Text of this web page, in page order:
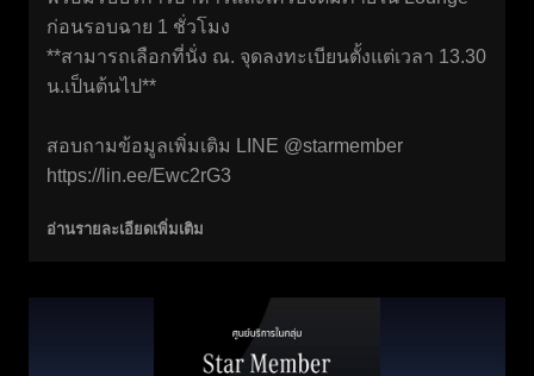
ก่อนรอบฉาย 1 ชั่วโมง
**สามารถเลือกที่นั่ง ณ. จุดลงทะเบียนตั้งแต่เวลา 13.30
น.เป็นต้นไป**
สอบถามข้อมูลเพิ่มเติม LINE @starmember
https://lin.ee/Ewc2rG3
อ่านรายละเอียดเพิ่มเติม